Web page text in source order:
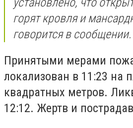
горят кровля и
говорится в сообщении.
Принятыми мерами
локализован в 11:23 на
квадратных метров.
12:12. Жертв и